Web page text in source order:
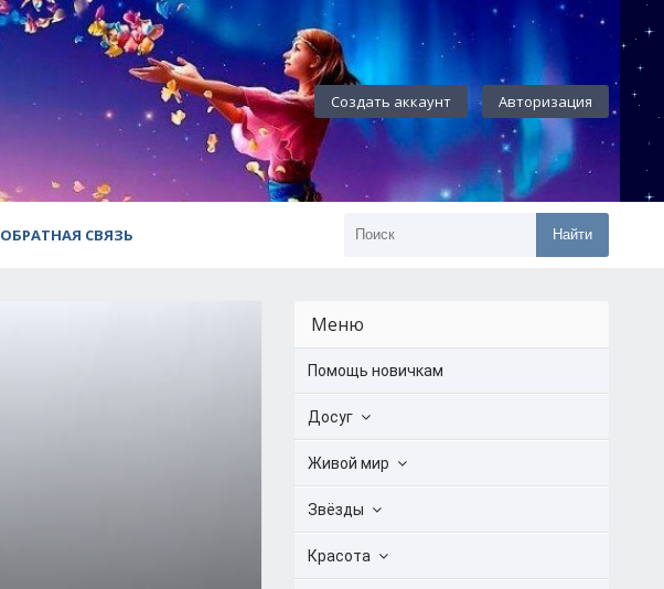
Создать аккаунт Авторизация
ОБРАТНАЯ СВЯЗЬ Найти
Меню
Помощь новичкам
Досуг
Живой мир
Звёзды
Красота